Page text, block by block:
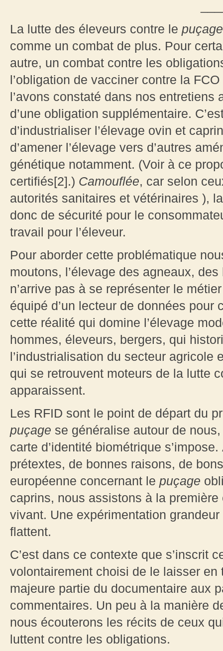
La lutte des éleveurs contre le puçage
comme un combat de plus. Pour
autre, un combat contre les
l’obligation de vacciner contre la
l’avons constaté dans nos entretiens
d’une obligation supplémentaire.
d’industrialiser l’élevage ovin et
d’amener l’élevage vers d’autres
génétique notamment. (Voir à ce
certifiés[2].) Camouflée, car selon
autorités sanitaires et vétérinaires ),
donc de sécurité pour le
travail pour l’éleveur.
Pour aborder cette problématique
moutons, l’élevage des agneaux,
n’arrive pas à se représenter le
équipé d’un lecteur de données pour
cette réalité qui domine l’élevage
hommes, éleveurs, bergers, qui
l’industrialisation du secteur agricole
qui se retrouvent moteurs de la lutte
apparaissent.
Les RFID sont le point de départ du
puçage se généralise autour de
carte d’identité biométrique
prétextes, de bonnes raisons, de
européenne concernant le puçage
caprins, nous assistons à la
vivant. Une expérimentation
flattent.
C’est dans ce contexte que s’inscrit
volontairement choisi de le laisser
majeure partie du documentaire aux
commentaires. Un peu à la manière
nous écouterons les récits de ceux
luttent contre les obligations.